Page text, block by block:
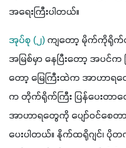
အရေးကြီးပါတယ်။
အုပ်စု (၂) ကျတော့ မိုက်ကိုရို
အမြစ်မှာ နေပြီးတော့ အပ
တော့ မြေကြီးထဲက အာဟာ
က တိုက်ရိုက်ကြီး ပြန်ပေးတာ
အာဟာရတွေကို ပျော်ဝင်စေတာ
ပေးပါတယ်။ နိုက်ထရိုဂျင်၊